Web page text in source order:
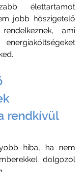
élettartamot
jobb hőszigetelő
ami
rendkívül
hiba, ha nem
dolgozol